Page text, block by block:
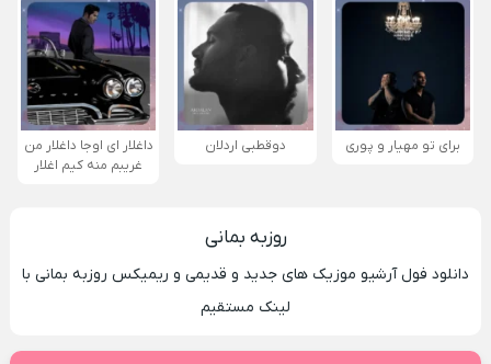
برای تو مهیار و پوری دوقطبی اردلان
داغلار ای اوجا داغلار من
غریبم منه کیم اغلار
روزبه بمانی
دانلود فول آرشیو موزیک های جدید و قدیمی و ریمیکس روزبه بمانی با
لینک مستقیم